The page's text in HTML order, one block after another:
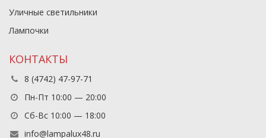
Уличные светильники
Лампочки
КОНТАКТЫ
8 (4742) 47-97-71
Пн-Пт 10:00 — 20:00
Сб-Вс 10:00 — 18:00
info@lampalux48.ru